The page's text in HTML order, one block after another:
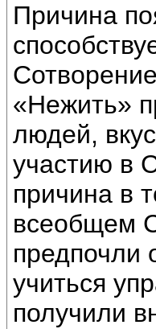
Причина
«Нежить»
людей,
участию в
причина в
всеобщем
предпочли
учиться
получили